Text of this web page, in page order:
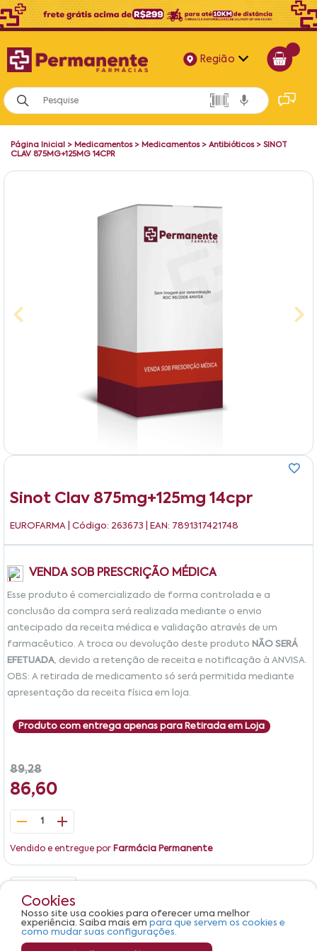
Região
Alagoas
Bahia
Página Inicial > Medicamentos> Medicamentos> Antibióticos> SINOT
CLAV 875MG+125MG 14CPR
Sinot Clav 875mg+125mg 14cpr
EUROFARMA | Código: 263673 | EAN: 7891317421748
VENDA SOB PRESCRIÇÃO MÉDICA
Esse produto é comercializado de forma controlada e a
conclusão da compra será realizada mediante o envio
antecipado da receita médica e validação através de um
farmacêutico. A troca ou devolução deste produto NÃO SERÁ
EFETUADA, devido a retenção de receita e notificação à ANVISA.
OBS: A retirada de medicamento só será permitida mediante
apresentação da receita física em loja.
Produto com entrega apenas para Retirada em Loja
89,28
86,60
1
Vendido e entregue por Farmácia Permanente
Produto não apresenta descrição.
Cookies
Nosso site usa cookies para oferecer uma melhor
experiência. Saiba mais em para que servem os cookies e
como mudar suas configurações.